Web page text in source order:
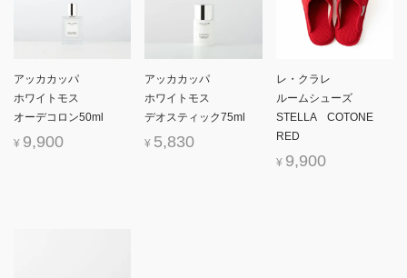
アッカカッパ
ホワイトモス
オーデコロン50ml
¥ 9,900
アッカカッパ
ホワイトモス
デオスティック75ml
¥ 5,830
レ・クラレ
ルームシューズ
STELLA COTONE
RED
¥ 9,900